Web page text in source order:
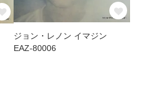
ジョン・レノン イマジン
EAZ-80006